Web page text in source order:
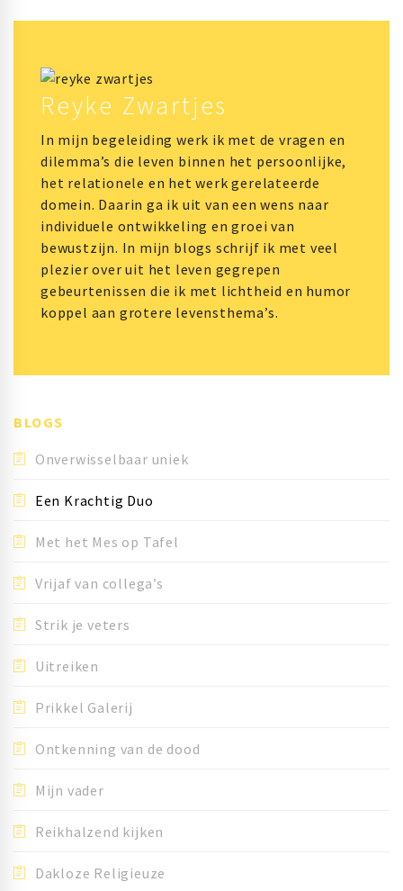
Reyke Zwartjes
In mijn begeleiding werk ik met de vragen en
dilemma’s die leven binnen het persoonlijke,
het relationele en het werk gerelateerde
domein. Daarin ga ik uit van een wens naar
individuele ontwikkeling en groei van
bewustzijn. In mijn blogs schrijf ik met veel
plezier over uit het leven gegrepen
gebeurtenissen die ik met lichtheid en humor
koppel aan grotere levensthema’s.
BLOGS
Onverwisselbaar uniek
Een Krachtig Duo
Met het Mes op Tafel
Vrijaf van collega’s
Strik je veters
Uitreiken
Prikkel Galerij
Ontkenning van de dood
Mijn vader
Reikhalzend kijken
Dakloze Religieuze